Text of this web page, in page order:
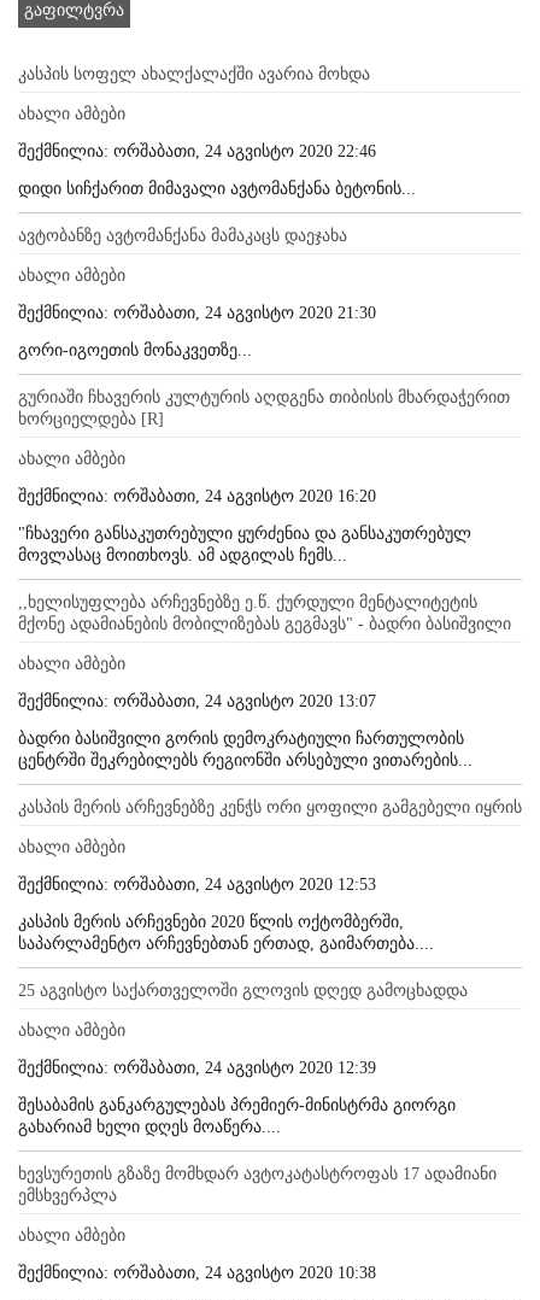
გაფილტვრა
კასპის სოფელ ახალქალაქში ავარია მოხდა
ახალი ამბები
შექმნილია: ორშაბათი, 24 აგვისტო 2020 22:46
დიდი სიჩქარით მიმავალი ავტომანქანა ბეტონის...
ავტობანზე ავტომანქანა მამაკაცს დაეჯახა
ახალი ამბები
შექმნილია: ორშაბათი, 24 აგვისტო 2020 21:30
გორი-იგოეთის მონაკვეთზე...
გურიაში ჩხავერის კულტურის აღდგენა თიბისის მხარდაჭერით
ხორციელდება [R]
ახალი ამბები
შექმნილია: ორშაბათი, 24 აგვისტო 2020 16:20
"ჩხავერი განსაკუთრებული ყურძენია და განსაკუთრებულ
მოვლასაც მოითხოვს. ამ ადგილას ჩემს...
,,ხელისუფლება არჩევნებზე ე.წ. ქურდული მენტალიტეტის
მქონე ადამიანების მობილიზებას გეგმავს" - ბადრი ბასიშვილი
ახალი ამბები
შექმნილია: ორშაბათი, 24 აგვისტო 2020 13:07
ბადრი ბასიშვილი გორის დემოკრატიული ჩართულობის
ცენტრში შეკრებილებს რეგიონში არსებული ვითარების...
კასპის მერის არჩევნებზე კენჭს ორი ყოფილი გამგებელი იყრის
ახალი ამბები
შექმნილია: ორშაბათი, 24 აგვისტო 2020 12:53
კასპის მერის არჩევნები 2020 წლის ოქტომბერში,
საპარლამენტო არჩევნებთან ერთად, გაიმართება....
25 აგვისტო საქართველოში გლოვის დღედ გამოცხადდა
ახალი ამბები
შექმნილია: ორშაბათი, 24 აგვისტო 2020 12:39
შესაბამის განკარგულებას პრემიერ-მინისტრმა გიორგი
გახარიამ ხელი დღეს მოაწერა....
ხევსურეთის გზაზე მომხდარ ავტოკატასტროფას 17 ადამიანი
ემსხვერპლა
ახალი ამბები
შექმნილია: ორშაბათი, 24 აგვისტო 2020 10:38